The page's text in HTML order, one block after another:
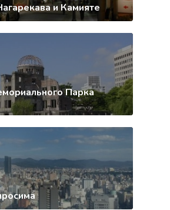
и Камияте
Парка